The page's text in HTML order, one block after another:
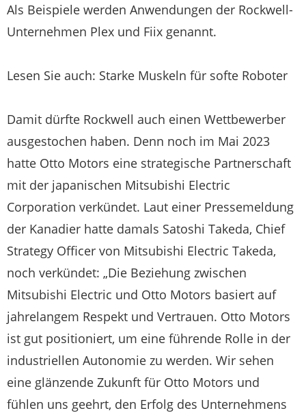
Als Beispiele werden Anwendungen der Rockwell-
Unternehmen Plex und Fiix genannt.
Lesen Sie auch: Starke Muskeln für softe Roboter
Damit dürfte Rockwell auch einen Wettbewerber
ausgestochen haben. Denn noch im Mai 2023
hatte Otto Motors eine strategische Partnerschaft
mit der japanischen Mitsubishi Electric
Corporation verkündet. Laut einer Pressemeldung
der Kanadier hatte damals Satoshi Takeda, Chief
Strategy Officer von Mitsubishi Electric Takeda,
noch verkündet: „Die Beziehung zwischen
Mitsubishi Electric und Otto Motors basiert auf
jahrelangem Respekt und Vertrauen. Otto Motors
ist gut positioniert, um eine führende Rolle in der
industriellen Autonomie zu werden. Wir sehen
eine glänzende Zukunft für Otto Motors und
fühlen uns geehrt, den Erfolg des Unternehmens